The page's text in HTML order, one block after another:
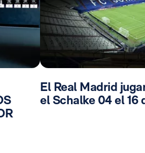
El Real Madrid
el Schalke 04 el 16